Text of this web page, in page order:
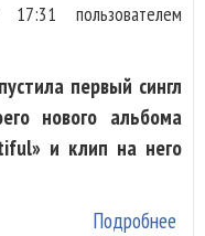
пользователем
первый сингл
нового альбома
и клип на него
Подробнее